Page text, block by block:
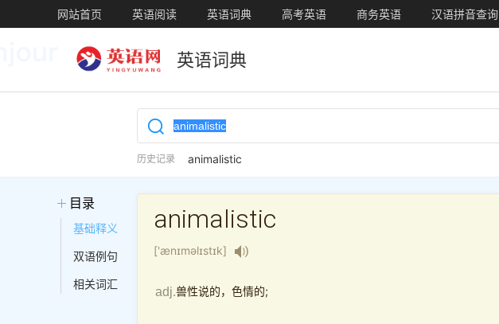
网站首页 英语阅读 英语词典 高考英语 商务英语 汉语拼音查询
英语词典
历史记录 animalistic
目录
基础释义
双语例句
相关词汇
animalistic
['ænɪməlɪstɪk]
adj.兽性说的，色情的;